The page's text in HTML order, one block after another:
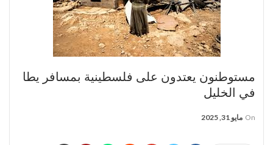
مستوطنون يعتدون على فلسطينية بمسافر يطا
في الخليل
On مايو 31, 2025